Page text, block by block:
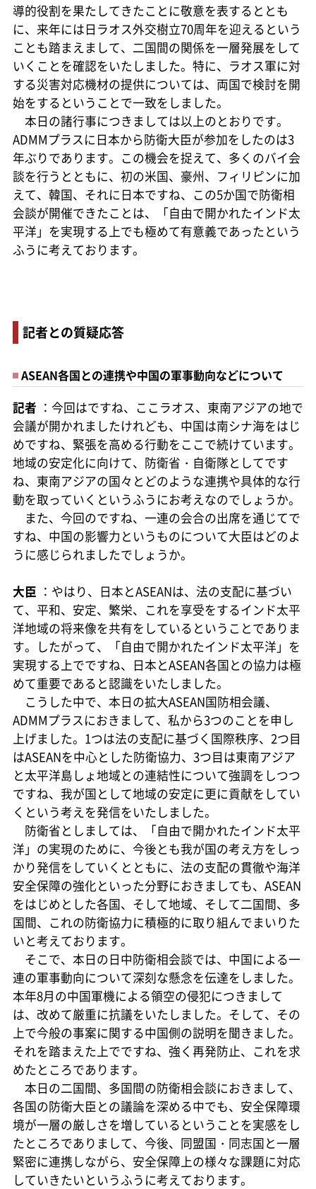
導的役割を果たしてきたことに敬意を表するととも
に、来年には日ラオス外交樹立70周年を迎えるという
ことも踏まえまして、二国間の関係を一層発展をして
いくことを確認をいたしました。特に、ラオス軍に対
する災害対応機材の提供については、両国で検討を開
始をするということで一致をしました。
本日の諸行事につきましては以上のとおりです。
ADMMプラスに日本から防衛大臣が参加をしたのは3
年ぶりであります。この機会を捉えて、多くのバイ会
談を行うとともに、初の米国、豪州、フィリピンに加
えて、韓国、それに日本ですね、この5か国で防衛相
会談が開催できたことは、「自由で開かれたインド太
平洋」を実現する上でも極めて有意義であったという
ふうに考えております。
記者との質疑応答
ASEAN各国との連携や中国の軍事動向などについて
記者 ：今回はですね、ここラオス、東南アジアの地で
会議が開かれましたけれども、中国は南シナ海をはじ
めですね、緊張を高める行動をここで続けています。
地域の安定化に向けて、防衛省・自衛隊としてです
ね、東南アジアの国々とどのような連携や具体的な行
動を取っていくというふうにお考えなのでしょうか。
また、今回のですね、一連の会合の出席を通じてで
すね、中国の影響力というものについて大臣はどのよ
うに感じられましたでしょうか。
大臣 ：やはり、日本とASEANは、法の支配に基づい
て、平和、安定、繁栄、これを享受をするインド太平
洋地域の将来像を共有をしているということでありま
す。したがって、「自由で開かれたインド太平洋」を
実現する上でですね、日本とASEAN各国との協力は極
めて重要であると認識をいたしました。
こうした中で、本日の拡大ASEAN国防相会議、
ADMMプラスにおきまして、私から3つのことを申し
上げました。1つは法の支配に基づく国際秩序、2つ目
はASEANを中心とした防衛協力、3つ目は東南アジア
と太平洋島しょ地域との連結性について強調をしつつ
ですね、我が国として地域の安定に更に貢献をしてい
くという考えを発信をいたしました。
防衛省としましては、「自由で開かれたインド太平
洋」の実現のために、今後とも我が国の考え方をしっ
かり発信をしていくとともに、法の支配の貫徹や海洋
安全保障の強化といった分野におきましても、ASEAN
をはじめとした各国、そして地域、そして二国間、多
国間、これの防衛協力に積極的に取り組んでまいりた
いと考えております。
そこで、本日の日中防衛相会談では、中国による一
連の軍事動向について深刻な懸念を伝達をしました。
本年8月の中国軍機による領空の侵犯につきまして
は、改めて厳重に抗議をいたしました。そして、その
上で今般の事案に関する中国側の説明を聞きました。
それを踏まえた上でですね、強く再発防止、これを求
めたところであります。
本日の二国間、多国間の防衛相会談におきまして、
各国の防衛大臣との議論を深める中でも、安全保障環
境が一層の厳しさを増しているということを実感をし
たところでありまして、今後、同盟国・同志国と一層
緊密に連携しながら、安全保障上の様々な課題に対応
していきたいというふうに考えております。